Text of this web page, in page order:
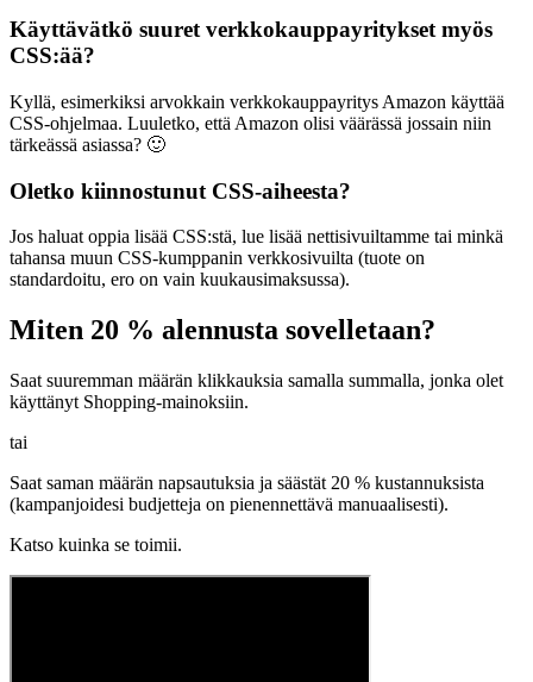
Käyttävätkö suuret verkkokauppayritykset myös
CSS:ää?
Kyllä, esimerkiksi arvokkain verkkokauppayritys Amazon käyttää
CSS-ohjelmaa. Luuletko, että Amazon olisi väärässä jossain niin
tärkeässä asiassa? 🙂
Oletko kiinnostunut CSS-aiheesta?
Jos haluat oppia lisää CSS:stä, lue lisää nettisivuiltamme tai minkä
tahansa muun CSS-kumppanin verkkosivuilta (tuote on
standardoitu, ero on vain kuukausimaksussa).
Miten 20 % alennusta sovelletaan?
Saat suuremman määrän klikkauksia samalla summalla, jonka olet
käyttänyt Shopping-mainoksiin.
tai
Saat saman määrän napsautuksia ja säästät 20 % kustannuksista
(kampanjoidesi budjetteja on pienennettävä manuaalisesti).
Katso kuinka se toimii.